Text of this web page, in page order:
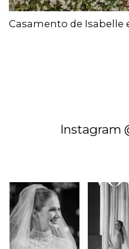
Casamento de Isabelle
Instagram